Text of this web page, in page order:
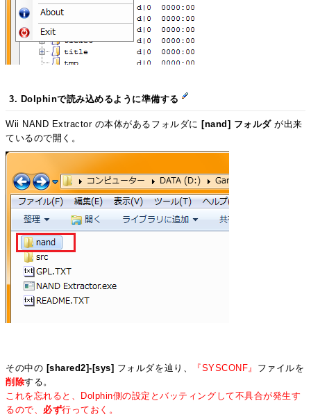
3. Dolphinで読み込めるように準備する
Wii NAND Extractor の本体があるフォルダに [nand] フォルダが出来
ているので開く。
その中の [shared2]-[sys] フォルダを辿り、 『SYSCONF』 ファイルを
削除する。
これを忘れると、Dolphin側の設定とバッティングして不具合が発生す
るので、 必ず行っておく。